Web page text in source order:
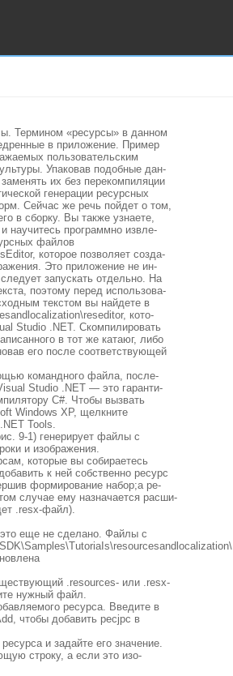
Термином «ресурсы» в данном
в приложение. Пример
пользовательским
Упаковав подобные дан-
их без перекомпиляции
генерации ресурсных
Сейчас же речь пойдет о том,
в сборку. Вы также узнаете,
научитесь программно извле-
файлов
которое позволяет созда-
Это приложение не ин-
запускать отдельно. На
поэтому перед использова-
текстом вы найдете в
кото-
Studio .NET. Скомпилировать
в тот же катаюг, либо
его после соответствующей
командного файла, после-
Studio .NET — это гаранти-
С#. Чтобы вызвать
Windows XP, щелкните
Tools.
9-1) генерирует файлы с
и изображения.
которые вы собираетесь
к ней собственно ресурс
формирование набор;а ре-
случае ему назначается расши-
.resx-файл).
еще не сделано. Файлы с
.resources- или .resx-
нужный файл.
ресурса. Введите в
чтобы добавить pecjpc в
и задайте его значение.
строку, а если это изо-